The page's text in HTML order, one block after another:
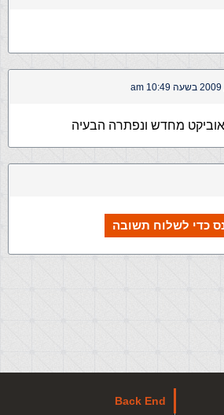
מחדש ונפתרה הבעיה
כדי לשלוח תשובה
Back End